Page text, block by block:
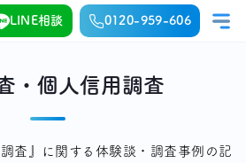
LINE相談 0120-959-606
・個人信用調査
査』に関する体験談・調査事例の記